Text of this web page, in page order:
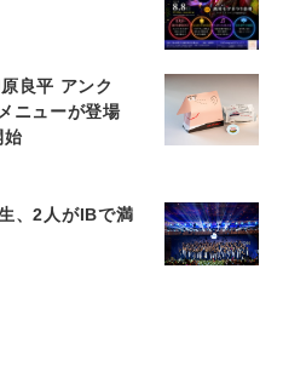
良平 アンク
ニューが登場
始
、2人がIBで満